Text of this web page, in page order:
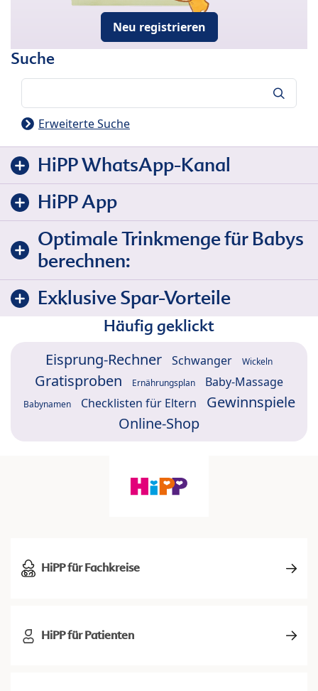
Neu registrieren
Suche
Erweiterte Suche
HiPP WhatsApp-Kanal
HiPP App
Optimale Trinkmenge für Babys
berechnen:
Exklusive Spar-Vorteile
Häufig geklickt
Eisprung-Rechner Schwanger Wickeln
Gratisproben Ernährungsplan Baby-Massage
Babynamen Checklisten für Eltern
Gewinnspiele
Online-Shop
HiPP für Fachkreise
HiPP für Patienten